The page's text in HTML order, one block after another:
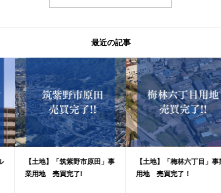
最近の記事
【土地】「筑紫野市原田」事
業用地 売買完了!
【土地】「梅林六丁目」事業
用地 売買完了！